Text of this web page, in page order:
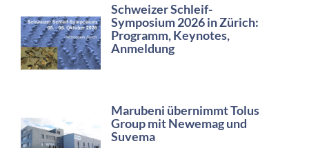
Schweizer Schleif-
Symposium 2026 in Zürich:
Programm, Keynotes,
Anmeldung
Marubeni übernimmt Tolus
Group mit Newemag und
Suvema